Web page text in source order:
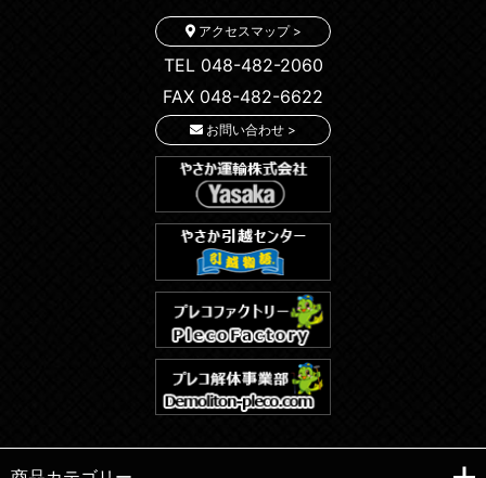
アクセスマップ >
TEL 048-482-2060
FAX 048-482-6622
お問い合わせ >